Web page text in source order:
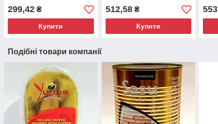
Іспанія
299,42 ₴
Купити
de girasol 950 г Іспанія
512,58₴
Купити
Подібні товари компанії